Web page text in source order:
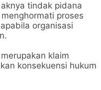
tindak pidana
proses
organisasi
klaim
konsekuensi hukum